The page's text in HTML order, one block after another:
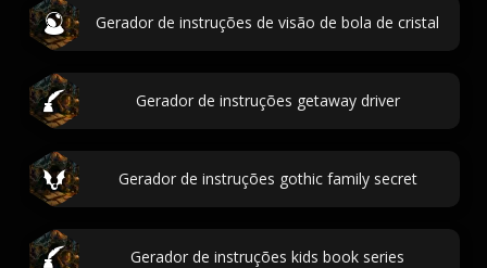
Gerador de instruções de visão de bola de cristal
Gerador de instruções getaway driver
Gerador de instruções gothic family secret
Gerador de instruções kids book series